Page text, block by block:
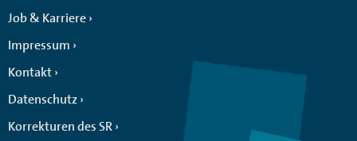
Job & Karriere
Impressum
Kontakt
Datenschutz
Korrekturen des SR